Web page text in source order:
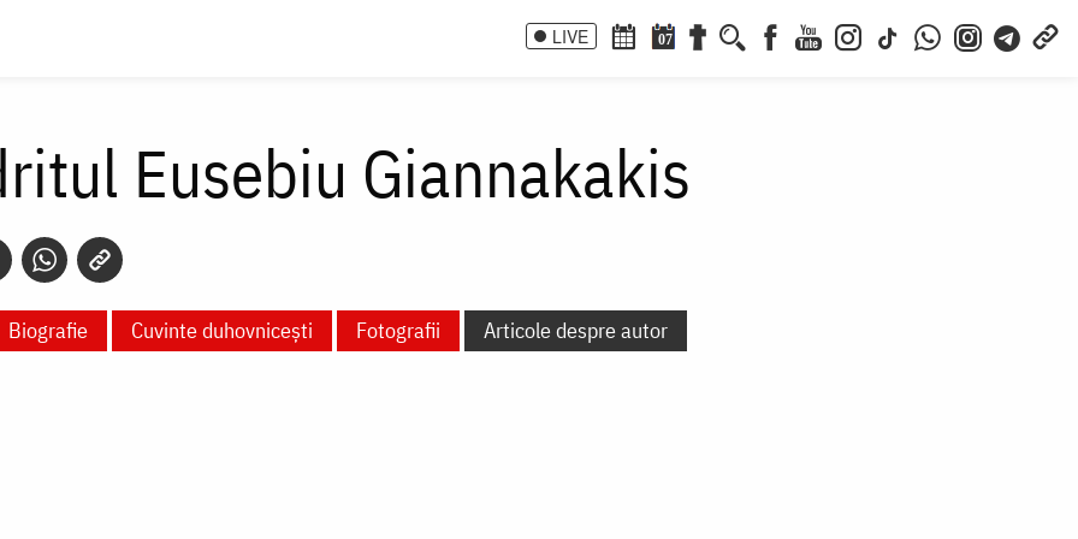
LIVE 07
Eusebiu Giannakakis
Biografie Cuvinte duhovnicești Fotografii Articole despre autor